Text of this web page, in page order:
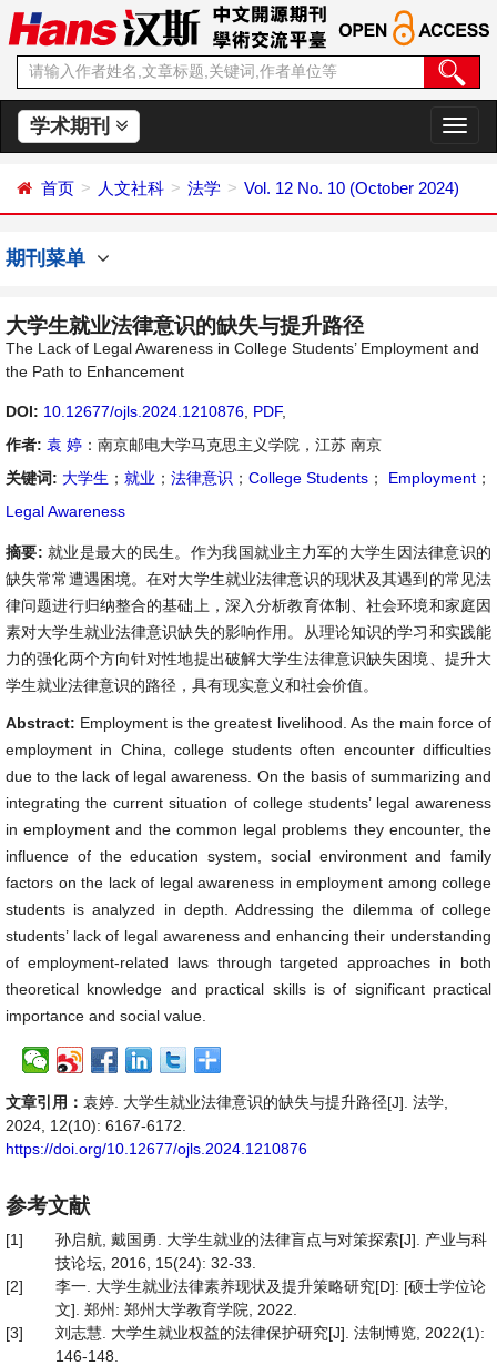
学术期刊
切
换
航
首页 人文社科 法学 Vol. 12 No. 10 (October 2024)
期刊菜单
大学生就业法律意识的缺失与提升路径
The Lack of Legal Awareness in College Students’ Employment and
the Path to Enhancement
DOI: 10.12677/ojls.2024.1210876 PDF,
作者: 袁 婷 ：南京邮电大学马克思主义学院，江苏 南京
关键词: 大学生 ； 就业 ； 法律意识 ； College Students ； Employment ；
Legal Awareness
摘要: 就业是最大的民生。作为我国就业主力军的大学生因法律意识的
缺失常常遭遇困境。在对大学生就业法律意识的现状及其遇到的常见法
律问题进行归纳整合的基础上，深入分析教育体制、社会环境和家庭因
素对大学生就业法律意识缺失的影响作用。从理论知识的学习和实践能
力的强化两个方向针对性地提出破解大学生法律意识缺失困境、提升大
学生就业法律意识的路径，具有现实意义和社会价值。
Abstract: Employment is the greatest livelihood. As the main force of
employment in China, college students often encounter difficulties
due to the lack of legal awareness. On the basis of summarizing and
integrating the current situation of college students’ legal awareness
in employment and the common legal problems they encounter, the
influence of the education system, social environment and family
factors on the lack of legal awareness in employment among college
students is analyzed in depth. Addressing the dilemma of college
students’ lack of legal awareness and enhancing their understanding
of employment-related laws through targeted approaches in both
theoretical knowledge and practical skills is of significant practical
importance and social value.
文章引用： 袁婷. 大学生就业法律意识的缺失与提升路径[J]. 法学,
2024, 12(10): 6167-6172.
https://doi.org/10.12677/ojls.2024.1210876
参考文献
[1]
孙启航, 戴国勇. 大学生就业的法律盲点与对策探索[J]. 产业与科
技论坛, 2016, 15(24): 32-33.
[2]
李一. 大学生就业法律素养现状及提升策略研究[D]: [硕士学位论
文]. 郑州: 郑州大学教育学院, 2022.
[3]
刘志慧. 大学生就业权益的法律保护研究[J]. 法制博览, 2022(1):
146-148.